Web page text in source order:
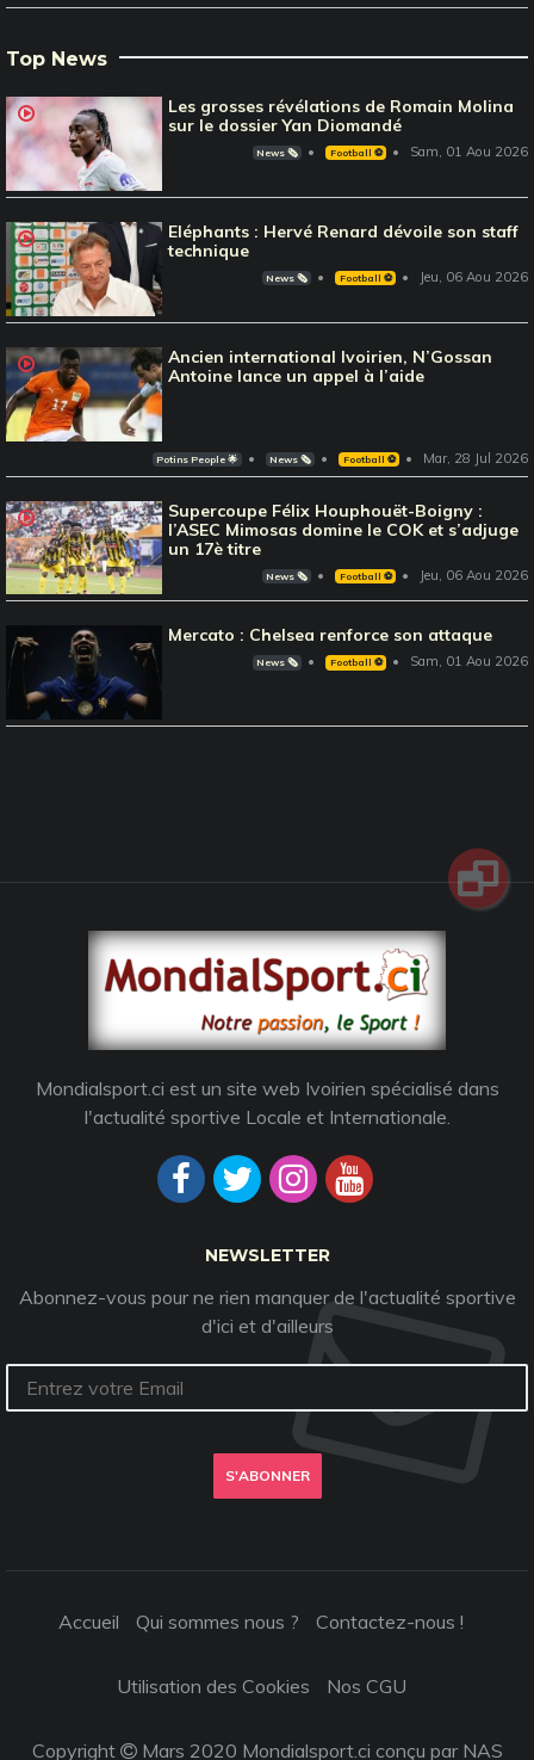
Top News
Les grosses révélations de Romain Molina
sur le dossier Yan Diomandé
News 🗞️ Football ⚽️ Sam, 01 Aou 2026
Eléphants : Hervé Renard dévoile son staff
technique
News 🗞️ Football ⚽️ Jeu, 06 Aou 2026
Ancien international Ivoirien, N’Gossan
Antoine lance un appel à l’aide
Potins People 🌟 News 🗞️ Football ⚽️ Mar, 28 Jul 2026
Supercoupe Félix Houphouët-Boigny :
l’ASEC Mimosas domine le COK et s’adjuge
un 17è titre
News 🗞️ Football ⚽️ Jeu, 06 Aou 2026
Mercato : Chelsea renforce son attaque
News 🗞️ Football ⚽️ Sam, 01 Aou 2026
Mondialsport.ci est un site web Ivoirien spécialisé dans
l'actualité sportive Locale et Internationale.
NEWSLETTER
Abonnez-vous pour ne rien manquer de l'actualité sportive
d'ici et d'ailleurs
S'ABONNER
Accueil Qui sommes nous ? Contactez-nous !
Utilisation des Cookies Nos CGU
Copyright Mars 2020 Mondialsport.ci conçu par NAS